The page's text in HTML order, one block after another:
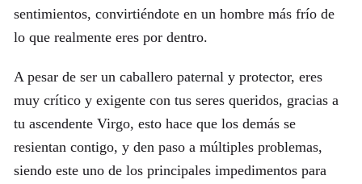
sentimientos, convirtiéndote en un hombre más frío de
lo que realmente eres por dentro.
A pesar de ser un caballero paternal y protector, eres
muy crítico y exigente con tus seres queridos, gracias a
tu ascendente Virgo, esto hace que los demás se
resientan contigo, y den paso a múltiples problemas,
siendo este uno de los principales impedimentos para